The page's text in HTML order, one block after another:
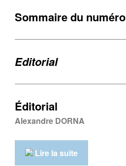
Sommaire du numéro
Editorial
Éditorial
Alexandre DORNA
Lire la suite